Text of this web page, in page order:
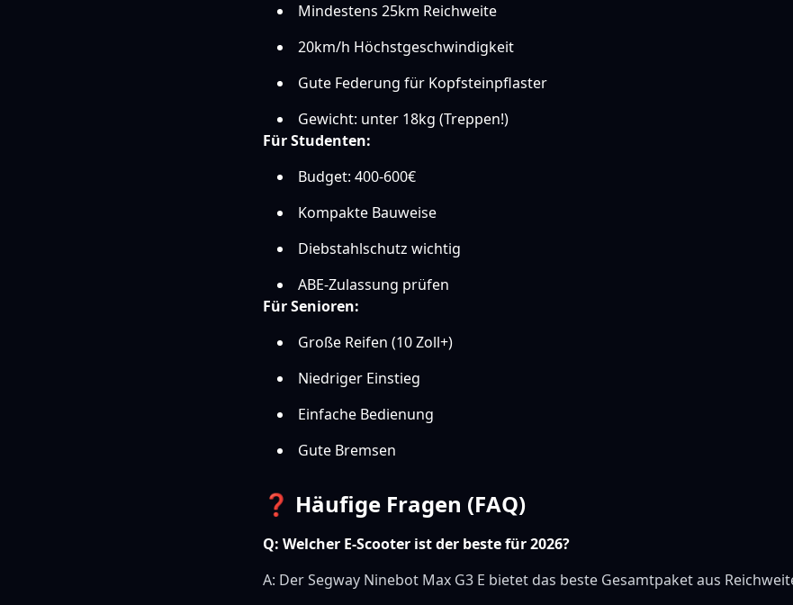
Mindestens 25km Reichweite
20km/h Höchstgeschwindigkeit
Gute Federung für Kopfsteinpflaster
Gewicht: unter 18kg (Treppen!)
Für Studenten:
Budget: 400-600€
Kompakte Bauweise
Diebstahlschutz wichtig
ABE-Zulassung prüfen
Für Senioren:
Große Reifen (10 Zoll+)
Niedriger Einstieg
Einfache Bedienung
Gute Bremsen
❓ Häufige Fragen (FAQ)
Q: Welcher E-Scooter ist der beste für 2026?
A: Der Segway Ninebot Max G3 E bietet das beste Gesamtpaket aus